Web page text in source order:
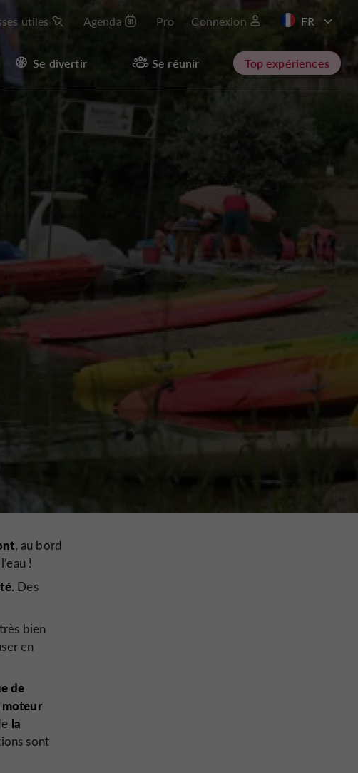
utiles Agenda Pro Connexion
EN
Se divertir Se réunir Top expériences
, au bord
!
. Des
bien
en
de
moteur
la
sont